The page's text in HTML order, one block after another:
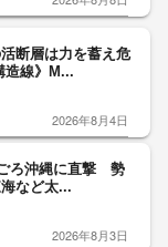
断層は力を蓄え危
造線》M...
2026年8月4日
ごろ沖縄に直撃 勢
など太...
2026年8月3日